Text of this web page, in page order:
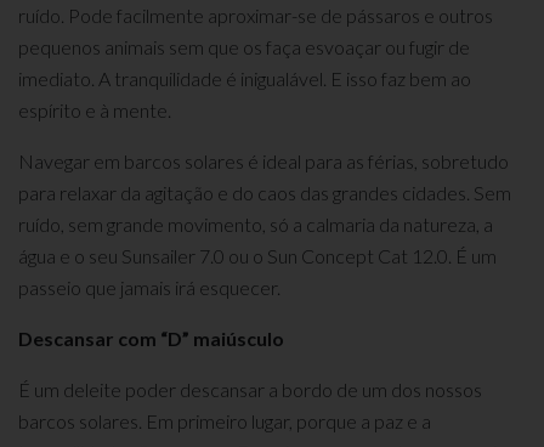
ruído. Pode facilmente aproximar-se de pássaros e outros
pequenos animais sem que os faça esvoaçar ou fugir de
imediato. A tranquilidade é inigualável. E isso faz bem ao
espírito e à mente.
Navegar em barcos solares é ideal para as férias, sobretudo
para relaxar da agitação e do caos das grandes cidades. Sem
ruído, sem grande movimento, só a calmaria da natureza, a
água e o seu Sunsailer 7.0 ou o Sun Concept Cat 12.0. É um
passeio que jamais irá esquecer.
Descansar com “D” maiúsculo
É um deleite poder descansar a bordo de um dos nossos
barcos solares. Em primeiro lugar, porque a paz e a